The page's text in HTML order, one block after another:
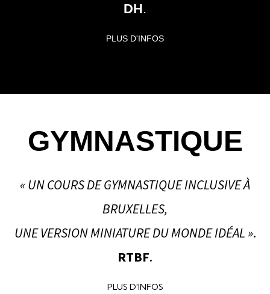
DH.
PLUS D'INFOS
GYMNASTIQUE
« UN COURS DE GYMNASTIQUE INCLUSIVE À
BRUXELLES,
UNE VERSION MINIATURE DU MONDE IDÉAL ».
RTBF.
PLUS D'INFOS